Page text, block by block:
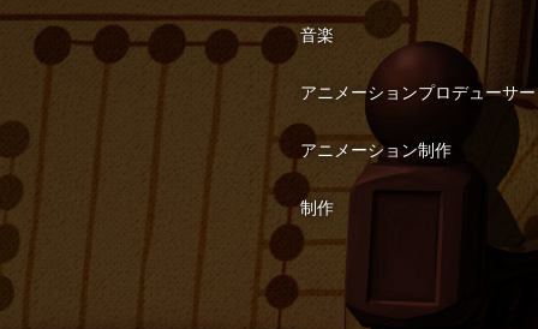
音楽
アニメーションプロデューサー
アニメーション制作
制作